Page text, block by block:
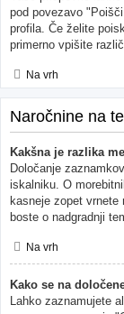
pod povezavo
profila. Če želite
primerno vpišite
Na vrh
Naročnine na
Kakšna je razlika
Določanje
iskalniku. O
kasneje zopet
boste o nadgradnji
Na vrh
Kako se na
Lahko zaznamujete